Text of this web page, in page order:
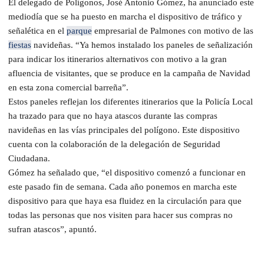
El delegado de Polígonos, José Antonio Gómez, ha anunciado este
mediodía que se ha puesto en marcha el dispositivo de tráfico y
señalética en el parque empresarial de Palmones con motivo de las
fiestas navideñas. “Ya hemos instalado los paneles de señalización
para indicar los itinerarios alternativos con motivo a la gran
afluencia de visitantes, que se produce en la campaña de Navidad
en esta zona comercial barreña”.
Estos paneles reflejan los diferentes itinerarios que la Policía Local
ha trazado para que no haya atascos durante las compras
navideñas en las vías principales del polígono. Este dispositivo
cuenta con la colaboración de la delegación de Seguridad
Ciudadana.
Gómez ha señalado que, “el dispositivo comenzó a funcionar en
este pasado fin de semana. Cada año ponemos en marcha este
dispositivo para que haya esa fluidez en la circulación para que
todas las personas que nos visiten para hacer sus compras no
sufran atascos”, apuntó.